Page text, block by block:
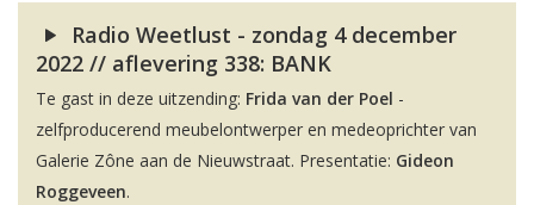
Radio Weetlust - zondag 4 december
2022 // aflevering 338: BANK
Te gast in deze uitzending: Frida van der Poel -
zelfproducerend meubelontwerper en medeoprichter van
Galerie Zône aan de Nieuwstraat. Presentatie: Gideon
Roggeveen.